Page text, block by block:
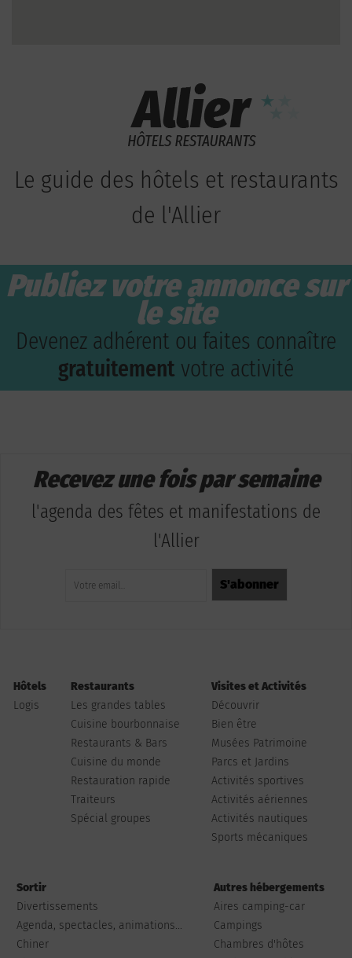
Le guide des hôtels et restaurants
de l'Allier
Publiez votre annonce sur
le site
Devenez adhérent ou faites connaître
gratuitement votre activité
Recevez une fois par semaine
l'agenda des fêtes et manifestations de
l'Allier
Hôtels
Logis
Restaurants
Les grandes tables
Cuisine bourbonnaise
Restaurants & Bars
Cuisine du monde
Restauration rapide
Traiteurs
Spécial groupes
Visites et Activités
Découvrir
Bien être
Musées Patrimoine
Parcs et Jardins
Activités sportives
Activités aériennes
Activités nautiques
Sports mécaniques
Sortir
Divertissements
Agenda, spectacles, animations...
Chiner
Autres hébergements
Aires camping-car
Campings
Chambres d'hôtes